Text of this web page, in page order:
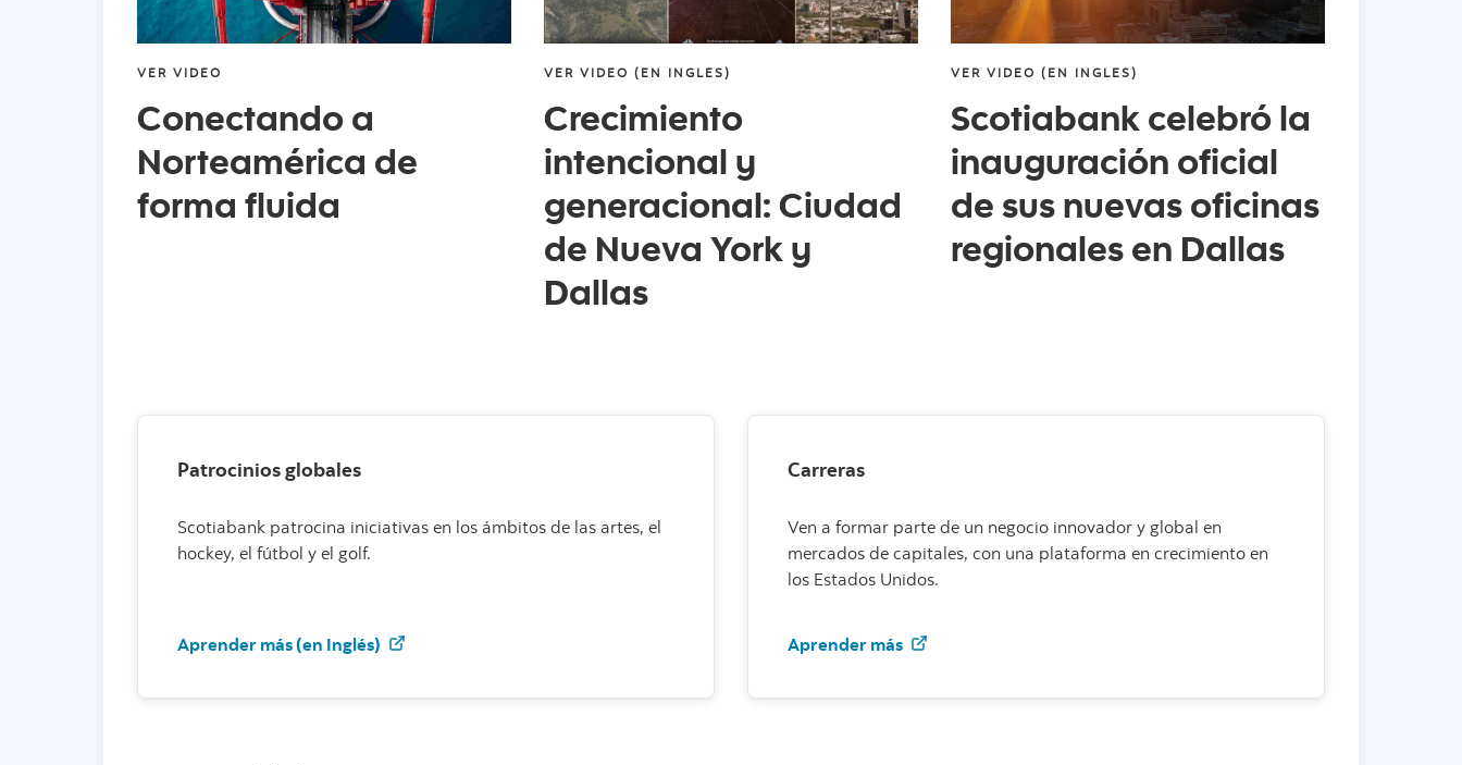
VER VIDEO
Conectando a
Norteamérica de
forma fluida
VER VIDEO (EN INGLES)
Crecimiento
intencional y
generacional: Ciudad
de Nueva York y
Dallas
VER VIDEO (EN INGLES)
Scotiabank celebró la
inauguración oficial
de sus nuevas oficinas
regionales en Dallas
Patrocinios globales
Scotiabank patrocina iniciativas en los ámbitos de las artes, el
hockey, el fútbol y el golf.
Aprender más (en Inglés) Aprender más
Carreras
Ven a formar parte de un negocio innovador y global en
mercados de capitales, con una plataforma en crecimiento en
los Estados Unidos.
Aprender más Aprender más